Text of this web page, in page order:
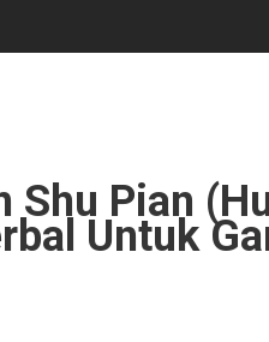
Shu Pian
Untuk